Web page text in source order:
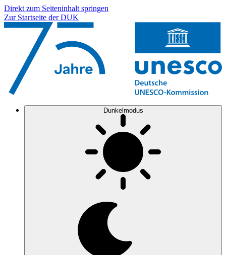
Direkt zum Seiteninhalt springen
Zur Startseite der DUK
Dunkelmodus